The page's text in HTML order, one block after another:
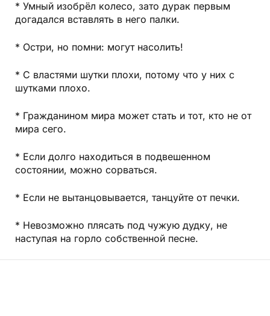
* Умный изобрёл колесо, зато дурак первым
догадался вставлять в него палки.
* Остри, но помни: могут насолить!
* С властями шутки плохи, потому что у них с
шутками плохо.
* Гражданином мира может стать и тот, кто не от
мира сего.
* Если долго находиться в подвешенном
состоянии, можно сорваться.
* Если не вытанцовывается, танцуйте от печки.
* Невозможно плясать под чужую дудку, не
наступая на горло собственной песне.